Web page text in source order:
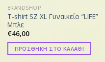
BRANDSHOP
T-shirt SZ XL Γυναικείο “LIFE”
Μπλε
€46,00
ΠΡΟΣΘΗΚΗ ΣΤΟ ΚΑΛΑΘΙ